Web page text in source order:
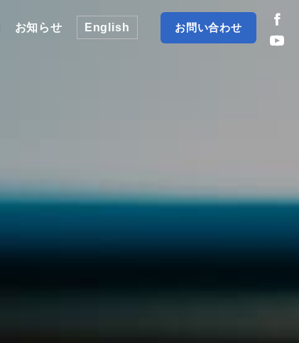
お知らせ English お問い合わせ